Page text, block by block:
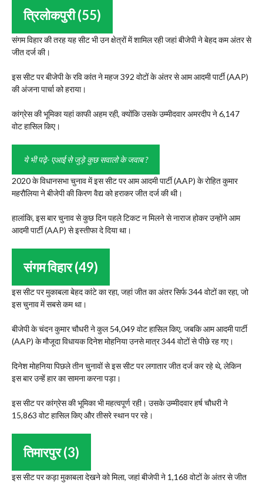
त्रिलोकपुरी (55)
संगम विहार की तरह यह सीट भी उन क्षेत्रों में शामिल रही जहां बीजेपी ने बेहद कम अंतर से
जीत दर्ज की।
इस सीट पर बीजेपी के रवि कांत ने महज 392 वोटों के अंतर से आम आदमी पार्टी (AAP)
की अंजना पार्चा को हराया।
कांग्रेस की भूमिका यहां काफी अहम रही, क्योंकि उसके उम्मीदवार अमरदीप ने 6,147
वोट हासिल किए।
ये भी पढ़े- एआई से जुड़े कुछ सवालो के जवाब ?
2020 के विधानसभा चुनाव में इस सीट पर आम आदमी पार्टी (AAP) के रोहित कुमार
महरौलिया ने बीजेपी की किरण वैद्य को हराकर जीत दर्ज की थी।
हालांकि, इस बार चुनाव से कुछ दिन पहले टिकट न मिलने से नाराज होकर उन्होंने आम
आदमी पार्टी (AAP) से इस्तीफा दे दिया था।
संगम विहार (49)
इस सीट पर मुकाबला बेहद कांटे का रहा, जहां जीत का अंतर सिर्फ 344 वोटों का रहा, जो
इस चुनाव में सबसे कम था।
बीजेपी के चंदन कुमार चौधरी ने कुल 54,049 वोट हासिल किए, जबकि आम आदमी पार्टी
(AAP) के मौजूदा विधायक दिनेश मोहनिया उनसे मात्र 344 वोटों से पीछे रह गए।
दिनेश मोहनिया पिछले तीन चुनावों से इस सीट पर लगातार जीत दर्ज कर रहे थे, लेकिन
इस बार उन्हें हार का सामना करना पड़ा।
इस सीट पर कांग्रेस की भूमिका भी महत्वपूर्ण रही। उसके उम्मीदवार हर्ष चौधरी ने
15,863 वोट हासिल किए और तीसरे स्थान पर रहे।
तिमारपुर (3)
इस सीट पर कड़ा मुकाबला देखने को मिला, जहां बीजेपी ने 1,168 वोटों के अंतर से जीत